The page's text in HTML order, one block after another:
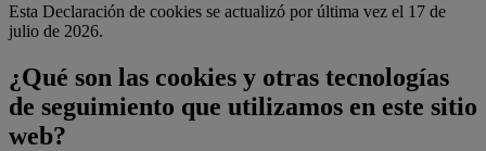
Esta Declaración de cookies se actualizó por última vez el 17 de
julio de 2026.
¿Qué son las cookies y otras tecnologías
de seguimiento que utilizamos en este sitio
web?